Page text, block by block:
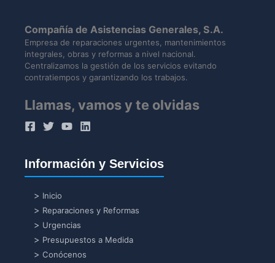
Compañía de Asistencias Generales, S.A.
Empresa de reparaciones urgentes, mantenimientos
integrales, obras y reformas a nivel nacional.
Centralizamos la gestión de los servicios evitando
contratiempos y garantizando los trabajos.
Llamas, vamos y te olvidas
Información y Servicios
Inicio
Reparaciones y Reformas
Urgencias
Presupuestos a Medida
Conócenos